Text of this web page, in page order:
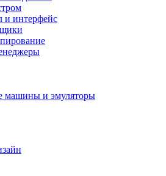
и интерфейс
машины и эмуляторы